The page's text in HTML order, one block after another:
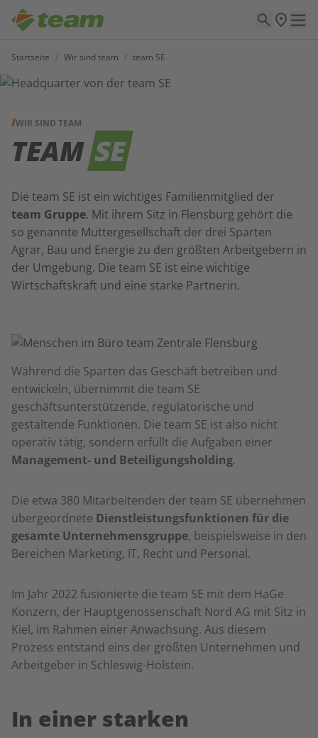
Startseite / Wir sind team / team SE
WIR SIND TEAM
TEAMSE
Die team SE ist ein wichtiges Familienmitglied der
team Gruppe. Mit ihrem Sitz in Flensburg gehört die
so genannte Muttergesellschaft der drei Sparten
Agrar, Bau und Energie zu den größten Arbeitgebern in
der Umgebung. Die team SE ist eine wichtige
Wirtschaftskraft und eine starke Partnerin.
Während die Sparten das Geschäft betreiben und
entwickeln, übernimmt die team SE
geschäftsunterstützende, regulatorische und
gestaltende Funktionen. Die team SE ist also nicht
operativ tätig, sondern erfüllt die Aufgaben einer
Management- und Beteiligungsholding.
Die etwa 380 Mitarbeitenden der team SE übernehmen
übergeordnete Dienstleistungsfunktionen für die
gesamte Unternehmensgruppe, beispielsweise in den
Bereichen Marketing, IT, Recht und Personal.
Im Jahr 2022 fusionierte die team SE mit dem HaGe
Konzern, der Hauptgenossenschaft Nord AG mit Sitz in
Kiel, im Rahmen einer Anwachsung. Aus diesem
Prozess entstand eins der größten Unternehmen und
Arbeitgeber in Schleswig-Holstein.
In einer starken